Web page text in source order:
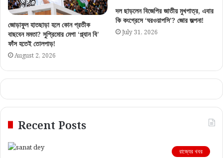
জোড়াফুল হাতছাড়া হলে কোন প্রতীক
বাছবেন মমতা? সুপ্রিমোর মেগা ‘প্ল্যান বি’
ফাঁস হতেই তোলপাড়!
August 2, 2026
দল ছাড়লেন বিজেপির জাতীয় মুখপাত্র, এবার
কি কংগ্রেসে ‘ঘরওয়াপসি’? জোর জল্পনা!
July 31, 2026
Recent Posts
রাজ্যের খবর